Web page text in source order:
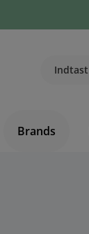
Brands